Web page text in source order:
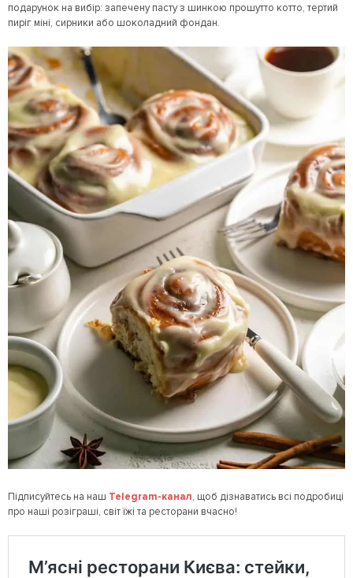
подарунок на вибір: запечену пасту з шинкою прошутто котто, тертий
пиріг міні, сирники або шоколадний фондан.
Підписуйтесь на наш Telegram-канал, щоб дізнаватись всі подробиці
про наші розіграші, світ їжі та ресторани вчасно!